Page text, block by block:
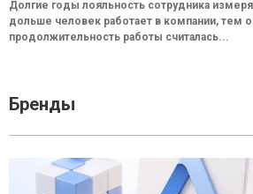
Долгие годы лояльность сотрудника
дольше человек работает в компании, тем
продолжительность работы считалась...
Бренды